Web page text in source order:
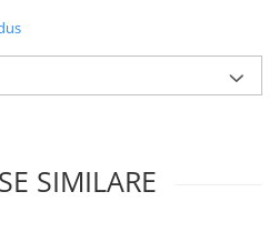
Tel: 0770 757 774, CO: RO-
SIMILARE